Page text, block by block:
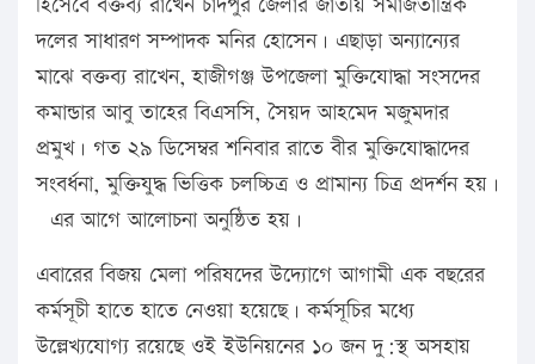
দলের সাধারণ সম্পাদক মনির হোসেন। এছাড়া অন্যান্যের
মাঝে বক্তব্য রাখেন, হাজীগঞ্জ উপজেলা মুক্তিযোদ্ধা সংসদের
কমান্ডার আবু তাহের বিএসসি, সৈয়দ আহমেদ মজুমদার
প্রমুখ। গত ২৯ ডিসেম্বর শনিবার রাতে বীর মুক্তিযোদ্ধাদের
সংবর্ধনা, মুক্তিযুদ্ধ ভিত্তিক চলচ্চিত্র ও প্রামান্য চিত্র প্রদর্শন হয়।
এর আগে আলোচনা অনুষ্ঠিত হয়।
এবারের বিজয় মেলা পরিষদের উদ্যোগে আগামী এক বছরের
কর্মসূচী হাতে হাতে নেওয়া হয়েছে। কর্মসূচির মধ্যে
উল্লেখ্যযোগ্য রয়েছে ওই ইউনিয়নের ১০ জন দু:স্থ অসহায়